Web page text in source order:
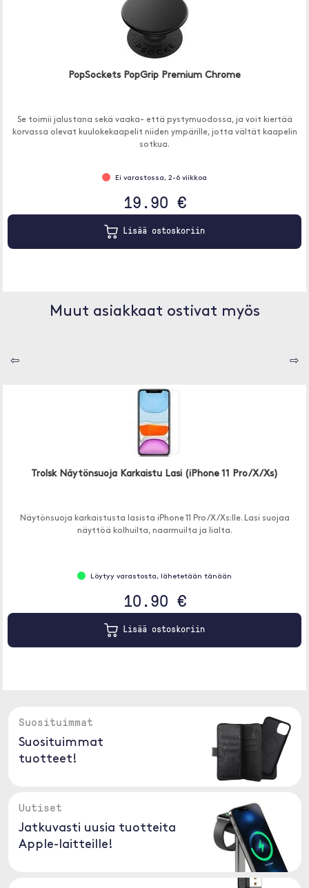
PopSockets PopGrip Premium Chrome
Se toimii jalustana sekä vaaka- että pystymuodossa, ja voit kiertää
korvassa olevat kuulokekaapelit niiden ympärille, jotta vältät kaapelin
sotkua.
Ei varastossa, 2-6 viikkoa
19.90 €
Lisää ostoskoriin
Muut asiakkaat ostivat myös
⇦ ⇨
Trolsk Näytönsuoja Karkaistu Lasi (iPhone 11 Pro/X/Xs)
Näytönsuoja karkaistusta lasista iPhone 11 Pro/X/Xs:lle. Lasi suojaa
näyttöä kolhuilta, naarmuilta ja lialta.
Löytyy varastosta, lähetetään tänään
10.90 €
Lisää ostoskoriin
Suosituimmat
Suosituimmat
tuotteet!
Uutiset
Jatkuvasti uusia tuotteita
Apple-laitteille!